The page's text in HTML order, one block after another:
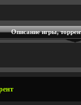
Описание игры,